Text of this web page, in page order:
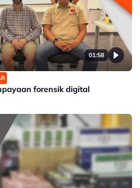
01:58
forensik digital